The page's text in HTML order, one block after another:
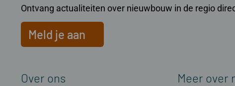
Ontvang actualiteiten over nieuwbouw in de regio
Meld je aan
Over ons Meer over